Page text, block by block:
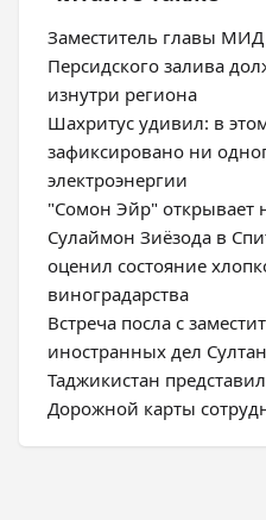
Заместитель главы МИД
Персидского залива
изнутри региона
Шахритус удивил: в
зафиксировано ни
электроэнергии
"Сомон Эйр" открывает
Сулаймон Зиёзода в
оценил состояние
виноградарства
Встреча посла с
иностранных дел
Таджикистан
Дорожной карты